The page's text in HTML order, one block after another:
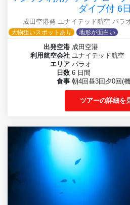
ダイブ付 6
成田空港発 ユナイテッド航空 パラ
大物狙いスポットあり
地形が面白い
出発空港 成田空港
利用航空会社 ユナイテッド航空
エリア パラオ
日数 6 日間
食事 朝4回昼3回夕0回(
ツアーの詳細を